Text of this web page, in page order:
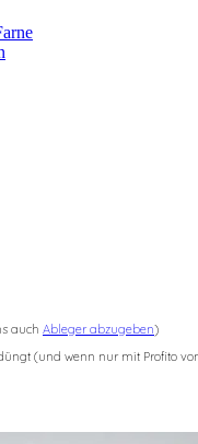
auch Ableger abzugeben)
(und wenn nur mit Profito